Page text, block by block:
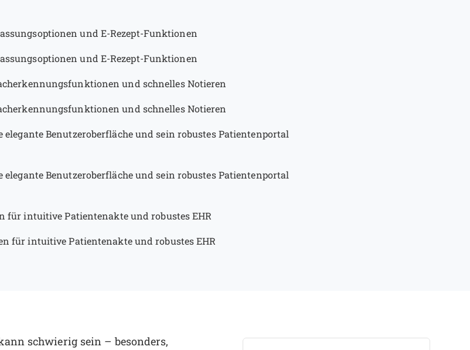
und E-Rezept-Funktionen
und E-Rezept-Funktionen
und schnelles Notieren
und schnelles Notieren
elegante Benutzeroberfläche und sein robustes Patientenportal
elegante Benutzeroberfläche und sein robustes Patientenportal
für intuitive Patientenakte und robustes EHR
für intuitive Patientenakte und robustes EHR
schwierig sein – besonders,